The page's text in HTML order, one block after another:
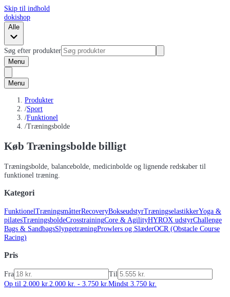
Skip til indhold
dokishop
Alle
Søg efter produkter
Menu
Menu
Produkter
/Sport
/Funktionel
/Træningsbolde
Køb Træningsbolde billigt
Træningsbolde, balancebolde, medicinbolde og lignende redskaber til
funktionel træning.
Kategori
FunktionelTræningsmåtterRecoveryBokseudstyrTræningselastikkerYoga &
pilatesTræningsboldeCrosstrainingCore & AgilityHYROX udstyrChallenge
Bags & SandbagsSlyngetræningProwlers og SlæderOCR (Obstacle Course
Racing)
Pris
Fra
Til
Op til 2.000 kr.2.000 kr. - 3.750 kr.Mindst 3.750 kr.